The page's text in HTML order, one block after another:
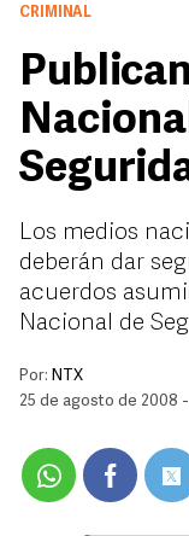
CRIMINAL
Los medios
deberán dar
acuerdos
Nacional de
Por: NTX
25 de agosto de 2008 -